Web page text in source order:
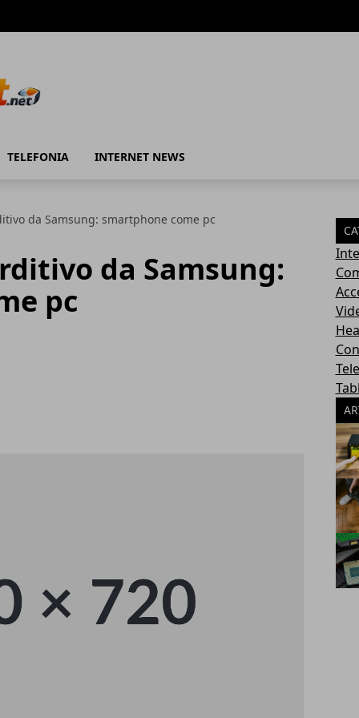
TELEFONIA INTERNET NEWS
da Samsung: smartphone come pc
da Samsung:
pc